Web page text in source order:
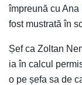
împreună cu
fost mustrată în
Șef ca Zoltan
ia în calcul
o pe șefa sa de